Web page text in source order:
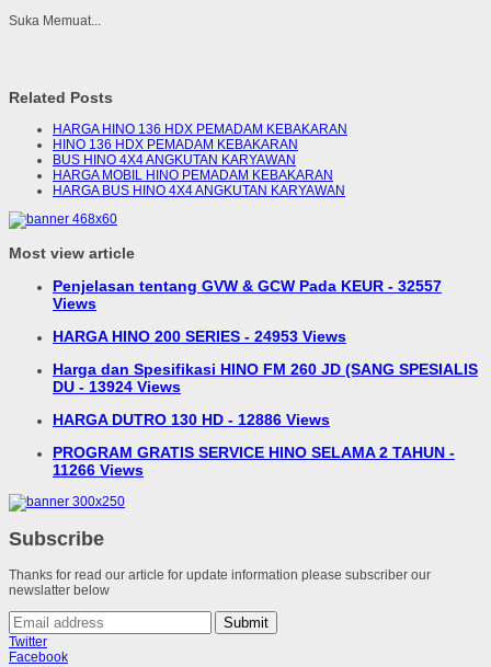
Suka Memuat...
Related Posts
HARGA HINO 136 HDX PEMADAM KEBAKARAN
HINO 136 HDX PEMADAM KEBAKARAN
BUS HINO 4X4 ANGKUTAN KARYAWAN
HARGA MOBIL HINO PEMADAM KEBAKARAN
HARGA BUS HINO 4X4 ANGKUTAN KARYAWAN
Most view article
Penjelasan tentang GVW & GCW Pada KEUR - 32557
Views
HARGA HINO 200 SERIES - 24953 Views
Harga dan Spesifikasi HINO FM 260 JD (SANG SPESIALIS
DU - 13924 Views
HARGA DUTRO 130 HD - 12886 Views
PROGRAM GRATIS SERVICE HINO SELAMA 2 TAHUN -
11266 Views
Subscribe
Thanks for read our article for update information please subscriber our
newslatter below
Submit
Twitter
Facebook